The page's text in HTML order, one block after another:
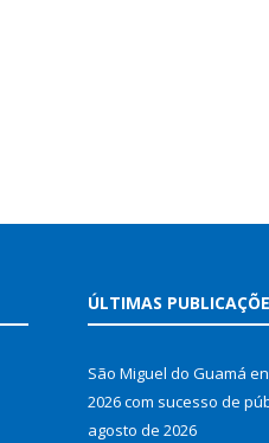
ÚLTIMAS
São Miguel do Guamá
2026 com sucesso de
agosto de 2026